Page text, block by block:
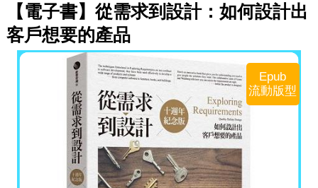
【電子書】從需求到設計：如何設計出
客戶想要的產品
Epub
流動版型